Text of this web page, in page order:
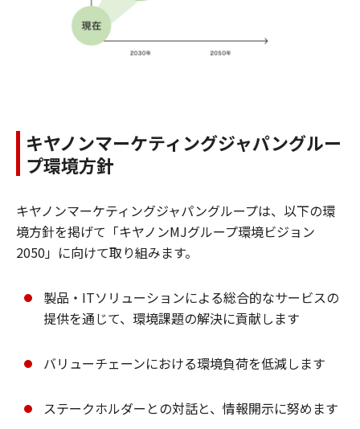
キヤノンマーケティングジャパングルー
プ環境方針
キヤノンマーケティングジャパングループは、以下の環
境方針を掲げて「キヤノンMJグループ環境ビジョン
2050」に向けて取り組みます。
製品・ITソリューションによる総合的なサービスの
提供を通じて、環境課題の解決に貢献します
バリューチェーンにおける環境負荷を低減します
ステークホルダーとの対話と、情報開示に努めます